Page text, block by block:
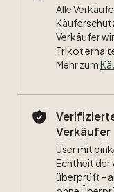
Alle
Verkäufer
Trikot
Mehr zum
Verkäufer
User mit
Echtheit der
überprüft -